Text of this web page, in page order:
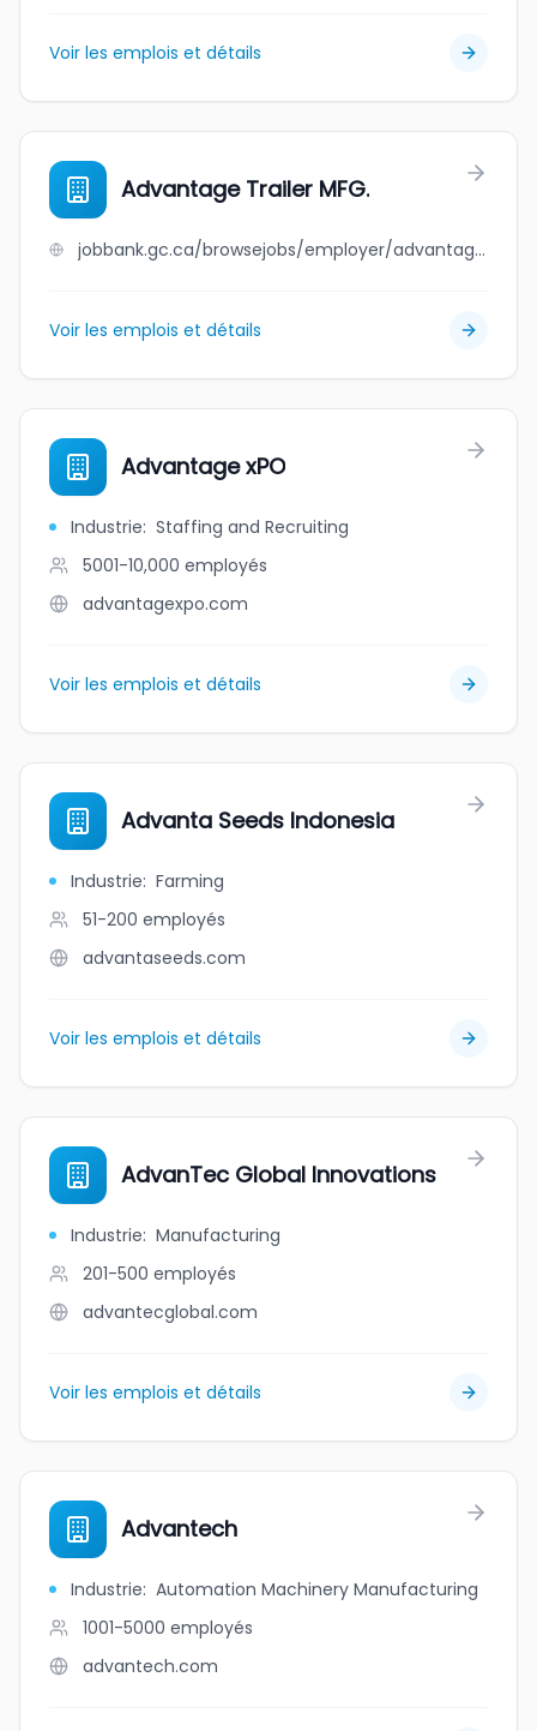
Voir les emplois et détails
Advantage Trailer MFG.
jobbank.gc.ca/browsejobs/employer/advantage+trailer+mfg./ca
Voir les emplois et détails
Advantage xPO
Industrie: Staffing and Recruiting
5001-10,000 employés
advantagexpo.com
Voir les emplois et détails
Advanta Seeds Indonesia
Industrie: Farming
51-200 employés
advantaseeds.com
Voir les emplois et détails
AdvanTec Global Innovations
Industrie: Manufacturing
201-500 employés
advantecglobal.com
Voir les emplois et détails
Advantech
Industrie: Automation Machinery Manufacturing
1001-5000 employés
advantech.com